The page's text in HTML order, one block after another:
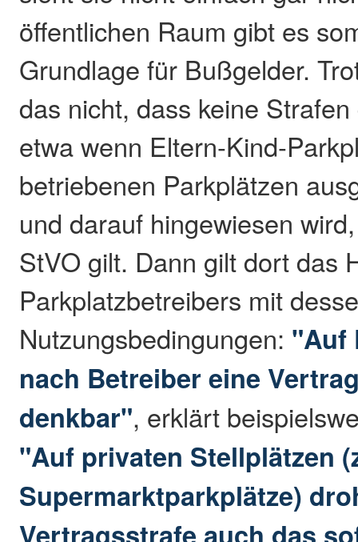
öffentlichen Raum gibt es
Grundlage für Bußgelder.
das nicht, dass keine
etwa wenn Eltern-Kind-
betriebenen Parkplätzen
und darauf hingewiesen
StVO gilt. Dann gilt dort das
Parkplatzbetreibers mit
Nutzungsbedingungen: "Auf
nach Betreiber eine
denkbar", erklärt
"Auf privaten Stellplätzen
Supermarktparkplätze)
Vertragsstrafe auch das